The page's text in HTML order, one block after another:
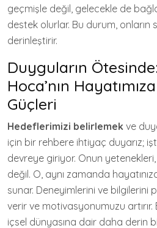
geçmişle değil, gelecekle de
destek olurlar. Bu durum, onların
derinleştirir.
Duyguların
Hoca’nın
Güçleri
Hedeflerimizi belirlemek ve
için bir rehbere ihtiyaç duyarız;
devreye giriyor. Onun yetenekleri,
değil. O, aynı zamanda
sunar. Deneyimlerini ve bilgilerini
verir ve motivasyonumuzu artırır.
içsel dünyasına dair daha derin